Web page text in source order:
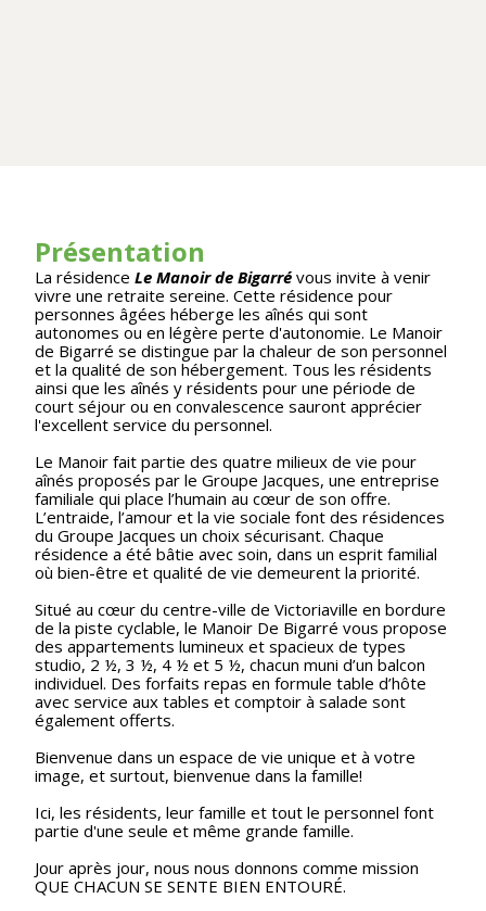
Présentation
La résidence Le Manoir de Bigarré vous invite à venir
vivre une retraite sereine. Cette résidence pour
personnes âgées héberge les aînés qui sont
autonomes ou en légère perte d'autonomie. Le Manoir
de Bigarré se distingue par la chaleur de son personnel
et la qualité de son hébergement. Tous les résidents
ainsi que les aînés y résidents pour une période de
court séjour ou en convalescence sauront apprécier
l'excellent service du personnel.
Le Manoir fait partie des quatre milieux de vie pour
aînés proposés par le Groupe Jacques, une entreprise
familiale qui place l’humain au cœur de son offre.
L’entraide, l’amour et la vie sociale font des résidences
du Groupe Jacques un choix sécurisant. Chaque
résidence a été bâtie avec soin, dans un esprit familial
où bien-être et qualité de vie demeurent la priorité.
Situé au cœur du centre-ville de Victoriaville en bordure
de la piste cyclable, le Manoir De Bigarré vous propose
des appartements lumineux et spacieux de types
studio, 2 ½, 3 ½, 4 ½ et 5 ½, chacun muni d’un balcon
individuel. Des forfaits repas en formule table d’hôte
avec service aux tables et comptoir à salade sont
également offerts.
Bienvenue dans un espace de vie unique et à votre
image, et surtout, bienvenue dans la famille!
Ici, les résidents, leur famille et tout le personnel font
partie d'une seule et même grande famille.
Jour après jour, nous nous donnons comme mission
QUE CHACUN SE SENTE BIEN ENTOURÉ.